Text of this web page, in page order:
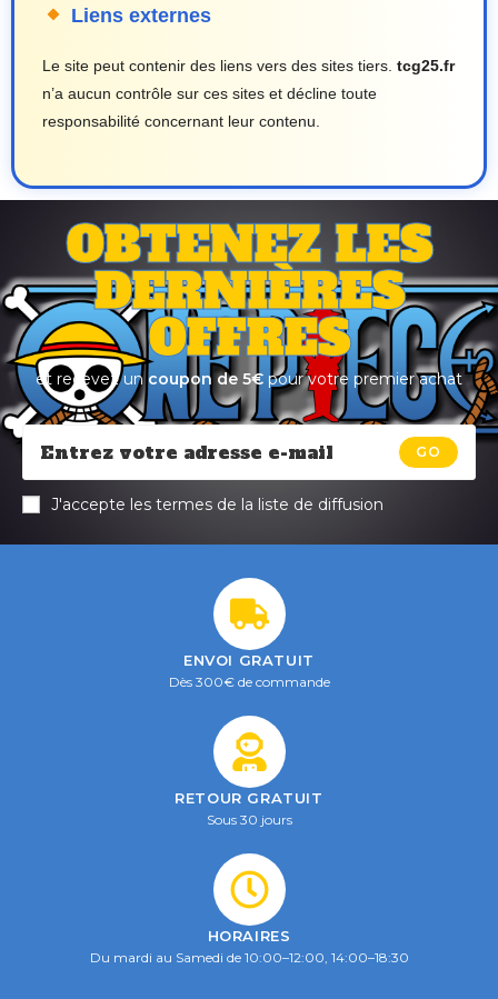
Liens externes
Le site peut contenir des liens vers des sites tiers. tcg25.fr
n’a aucun contrôle sur ces sites et décline toute
responsabilité concernant leur contenu.
OBTENEZ LES
DERNIÈRES
OFFRES
et recevez un coupon de 5€ pour votre premier achat
GO
J'accepte les termes de la liste de diffusion
ENVOI GRATUIT
Dès 300€ de commande
RETOUR GRATUIT
Sous 30 jours
HORAIRES
Du mardi au Samedi de 10:00–12:00, 14:00–18:30